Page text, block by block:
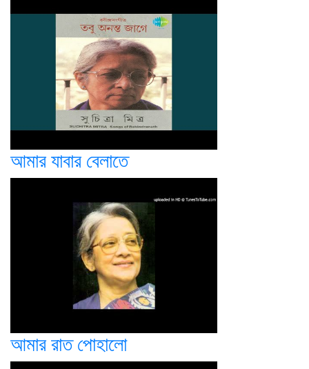
আমার যাবার বেলাতে
আমার রাত পোহালো